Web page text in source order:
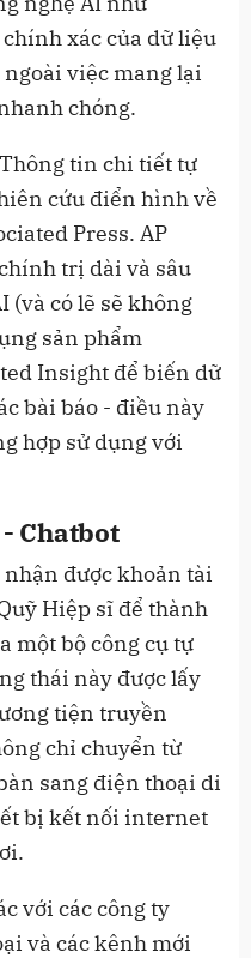
xác của dữ liệu
việc mang lại
chóng.
tin chi tiết tự
cứu điển hình về
Press. AP
trị dài và sâu
(và có lẽ sẽ không
sản phẩm
Insight để biến dữ
bài báo - điều này
hợp sử dụng với
Chatbot
được khoản tài
Hiệp sĩ để thành
một bộ công cụ tự
thái này được lấy
tiện truyền
chỉ chuyển từ
sang điện thoại di
bị kết nối internet
với các công ty
và các kênh mới